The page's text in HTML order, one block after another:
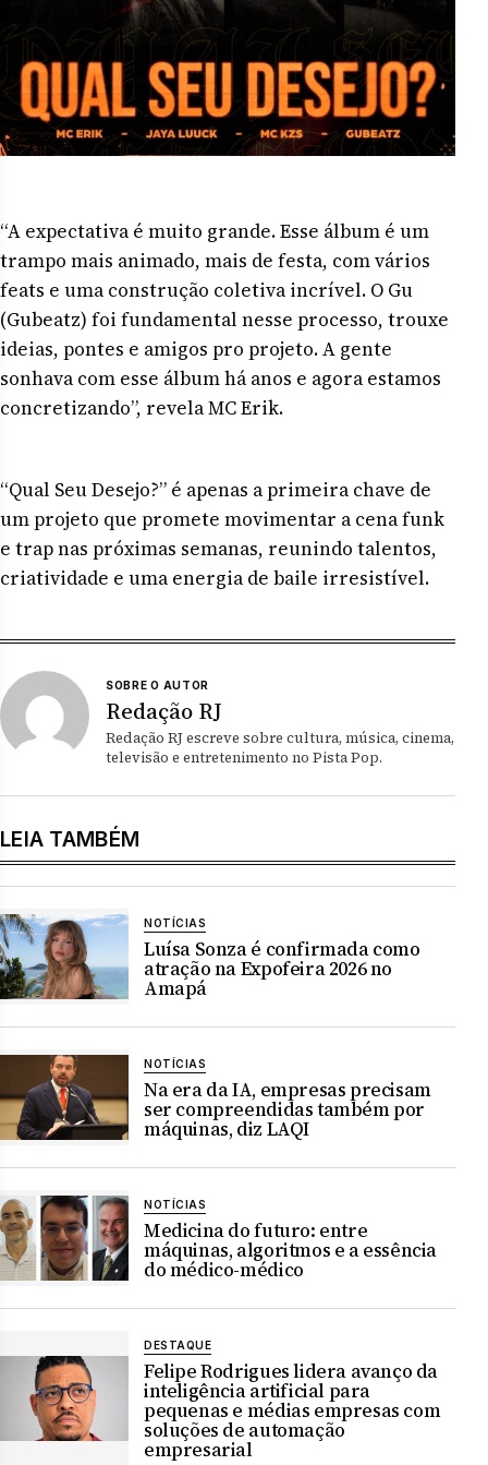
“A expectativa é muito grande. Esse álbum é um
trampo mais animado, mais de festa, com vários
feats e uma construção coletiva incrível. O Gu
(Gubeatz) foi fundamental nesse processo, trouxe
ideias, pontes e amigos pro projeto. A gente
sonhava com esse álbum há anos e agora estamos
concretizando”, revela MC Erik.
“Qual Seu Desejo?” é apenas a primeira chave de
um projeto que promete movimentar a cena funk
e trap nas próximas semanas, reunindo talentos,
criatividade e uma energia de baile irresistível.
SOBRE O AUTOR
Redação RJ
Redação RJ escreve sobre cultura, música, cinema,
televisão e entretenimento no Pista Pop.
LEIA TAMBÉM
NOTÍCIAS
Luísa Sonza é confirmada como
atração na Expofeira 2026 no
Amapá
NOTÍCIAS
Na era da IA, empresas precisam
ser compreendidas também por
máquinas, diz LAQI
NOTÍCIAS
Medicina do futuro: entre
máquinas, algoritmos e a essência
do médico-médico
DESTAQUE
Felipe Rodrigues lidera avanço da
inteligência artificial para
pequenas e médias empresas com
soluções de automação
empresarial